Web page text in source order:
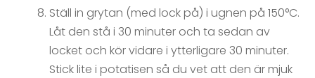
Ställ in grytan (med lock på) i ugnen på 150°C.
Låt den stå i 30 minuter och ta sedan av
locket och kör vidare i ytterligare 30 minuter.
Stick lite i potatisen så du vet att den är mjuk